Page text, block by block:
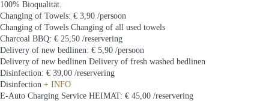
100% Bioqualität.
Changing of Towels: € 3,90 /persoon
Changing of Towels Changing of all used towels
Charcoal BBQ: € 25,50 /reservering
Delivery of new bedlinen: € 5,90 /persoon
Delivery of new bedlinen Delivery of fresh washed bedlinen
Disinfection: € 39,00 /reservering
Disinfection + INFO
E-Auto Charging Service HEIMAT: € 45,00 /reservering